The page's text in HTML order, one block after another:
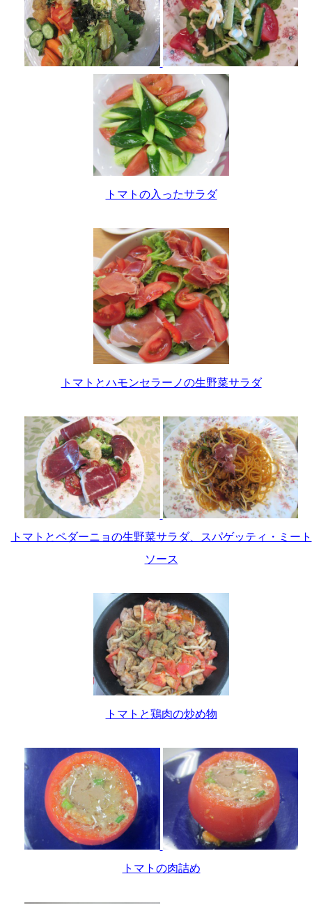
トマトの入ったサラダ
トマトとハモンセラーノの生野菜サラダ
トマトとペダーニョの生野菜サラダ、スパゲッティ・ミート
ソース
トマトと鶏肉の炒め物
トマトの肉詰め